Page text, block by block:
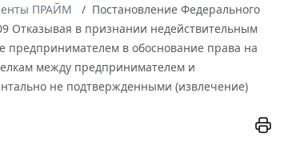
ПРАЙМ
Постановление Федерального
Отказывая в признании недействительным
предпринимателем в обоснование права на
между предпринимателем и
не подтвержденными (извлечение)